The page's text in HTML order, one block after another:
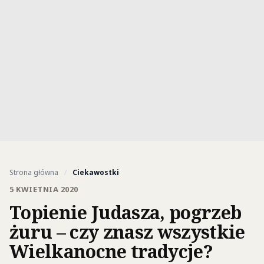
Strona główna / Ciekawostki
5 KWIETNIA 2020
Topienie Judasza, pogrzeb
żuru – czy znasz wszystkie
Wielkanocne tradycje?